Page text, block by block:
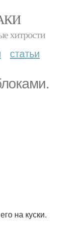
хитрости
статьи
на куски.